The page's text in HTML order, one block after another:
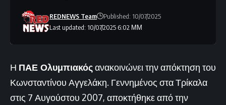
Last updated: 10/07/2025 6:02 ΜΜ
REDNEWS Team Published: 10/07/2025
Η ΠΑΕ Ολυμπιακόςανακοινώνει την απόκτηση του
Κωνσταντίνου Αγγελάκη. Γεννημένος στα Τρίκαλα
στις 7 Αυγούστου 2007, αποκτήθηκε από την